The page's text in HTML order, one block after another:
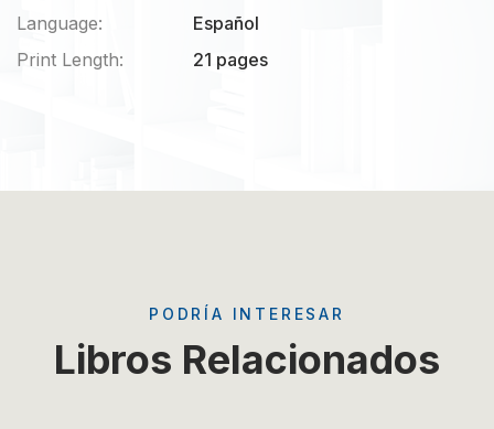
Language:
Español
Print Length:
21 pages
PODRÍA INTERESAR
Libros Relacionados